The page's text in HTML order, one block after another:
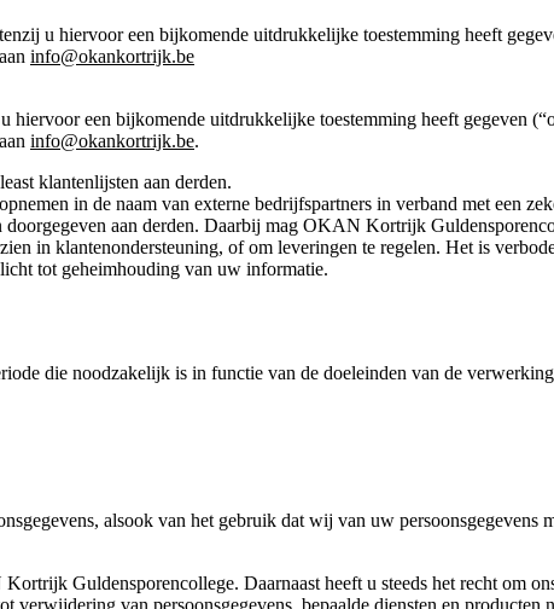
u hiervoor een bijkomende uitdrukkelijke toestemming heeft
info@okankortrijk.be
hiervoor een bijkomende uitdrukkelijke toestemming heeft gegeven
info@okankortrijk.be.
klantenlijsten aan derden.
in de naam van externe bedrijfspartners in verband met een
aan derden. Daarbij mag OKAN Kortrijk
in klantenondersteuning, of om leveringen te regelen. Het is
tot geheimhouding van uw informatie.
die noodzakelijk is in functie van de doeleinden van de
alsook van het gebruik dat wij van uw persoonsgegevens
Guldensporencollege. Daarnaast heeft u steeds het recht om
van persoonsgegevens, bepaalde diensten en producten